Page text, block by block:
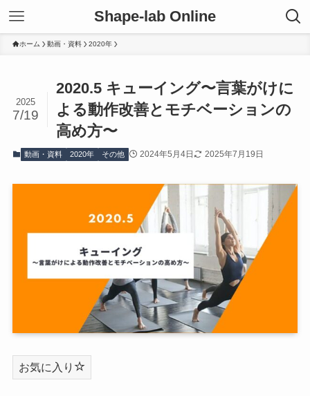
Shape-lab Online
ホーム 動画・資料 2020年
2020.5 キューイング〜言葉がけに
よる動作改善とモチベーションの
高め方〜
2025
7/19
動画・資料 2020年 その他 2024年5月4日 2025年7月19日
お気に入り